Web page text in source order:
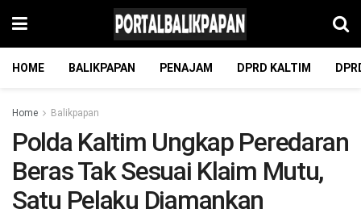
HOME BALIKPAPAN PENAJAM DPRD KALTIM
Home Balikpapan
Polda Kaltim Ungkap Peredaran
Beras Tak Sesuai Klaim Mutu,
Satu Pelaku Diamankan